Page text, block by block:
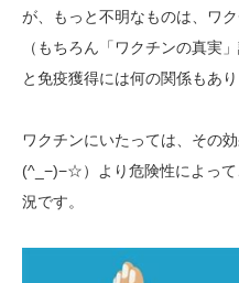
が、もっと不明なものは、ワ
（もちろん「ワクチンの真実
と免疫獲得には何の関係もあり
ワクチンにいたっては、その
(^_−)−☆）より危険性によっ
況です。